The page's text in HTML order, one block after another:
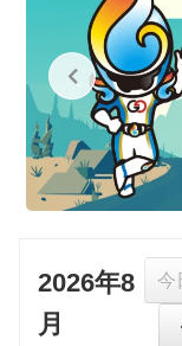
2026年8
月
今